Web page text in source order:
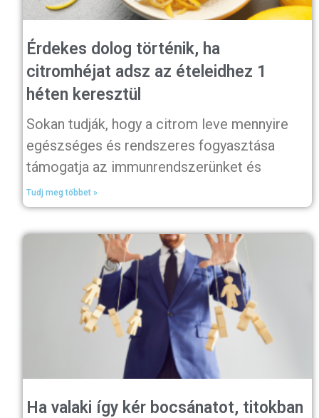
Érdekes dolog történik, ha
citromhéjat adsz az ételeidhez 1
héten keresztül
Sokan tudják, hogy a citrom leve mennyire
egészséges és rendszeres fogyasztása
támogatja az immunrendszerünket és
Tudj meg többet »
Ha valaki így kér bocsánatot, titokban